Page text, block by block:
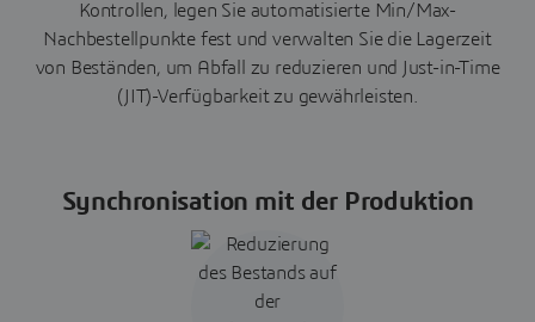
Kontrollen, legen Sie automatisierte Min/Max-
Nachbestellpunkte fest und verwalten Sie die Lagerzeit
von Beständen, um Abfall zu reduzieren und Just-in-Time
(JIT)-Verfügbarkeit zu gewährleisten.
Synchronisation mit der Produktion